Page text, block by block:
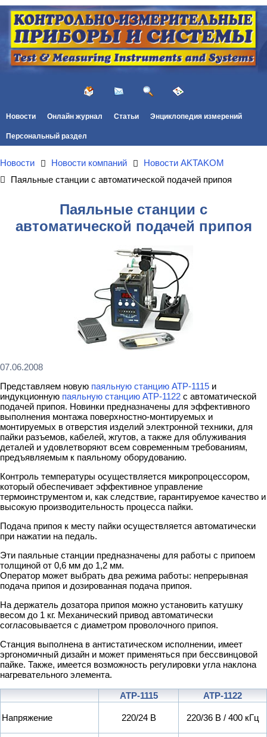
Новости Онлайн журнал Статьи Энциклопедия измерений
Персональный раздел
Новости Новости компаний
Новости AKTAKOM
Паяльные станции с автоматической подачей припоя
Паяльные станции с
автоматической подачей припоя
07.06.2008
Представляем новую паяльную станцию АТР-1115 и
индукционную паяльную станцию АТР-1122 с автоматической
подачей припоя. Новинки предназначены для эффективного
выполнения монтажа поверхностно-монтируемых и
монтируемых в отверстия изделий электронной техники, для
пайки разъемов, кабелей, жгутов, а также для облуживания
деталей и удовлетворяют всем современным требованиям,
предъявляемым к паяльному оборудованию.
Контроль температуры осуществляется микропроцессором,
который обеспечивает эффективное управление
термоинструментом и, как следствие, гарантируемое качество и
высокую производительность процесса пайки.
Подача припоя к месту пайки осуществляется автоматически
при нажатии на педаль.
Эти паяльные станции предназначены для работы с припоем
толщиной от 0,6 мм до 1,2 мм.
Оператор может выбрать два режима работы: непрерывная
подача припоя и дозированная подача припоя.
На держатель дозатора припоя можно установить катушку
весом до 1 кг. Механический привод автоматически
согласовывается с диаметром проволочного припоя.
Станция выполнена в антистатическом исполнении, имеет
эргономичный дизайн и может применяться при бессвинцовой
пайке. Также, имеется возможность регулировки угла наклона
нагревательного элемента.
АТР-1115 АТР-1122
Напряжение 220/24 В 220/36 В / 400 кГц